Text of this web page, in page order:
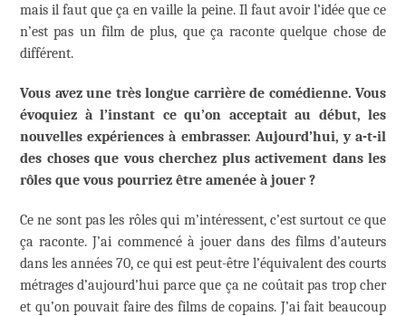
mais il faut que ça en vaille la peine. Il faut avoir l’idée que ce
n’est pas un film de plus, que ça raconte quelque chose de
différent.
Vous avez une très longue carrière de comédienne. Vous
évoquiez à l’instant ce qu’on acceptait au début, les
nouvelles expériences à embrasser. Aujourd’hui, y a-t-il
des choses que vous cherchez plus activement dans les
rôles que vous pourriez être amenée à jouer ?
Ce ne sont pas les rôles qui m’intéressent, c’est surtout ce que
ça raconte. J’ai commencé à jouer dans des films d’auteurs
dans les années 70, ce qui est peut-être l’équivalent des courts
métrages d’aujourd’hui parce que ça ne coûtait pas trop cher
et qu’on pouvait faire des films de copains. J’ai fait beaucoup